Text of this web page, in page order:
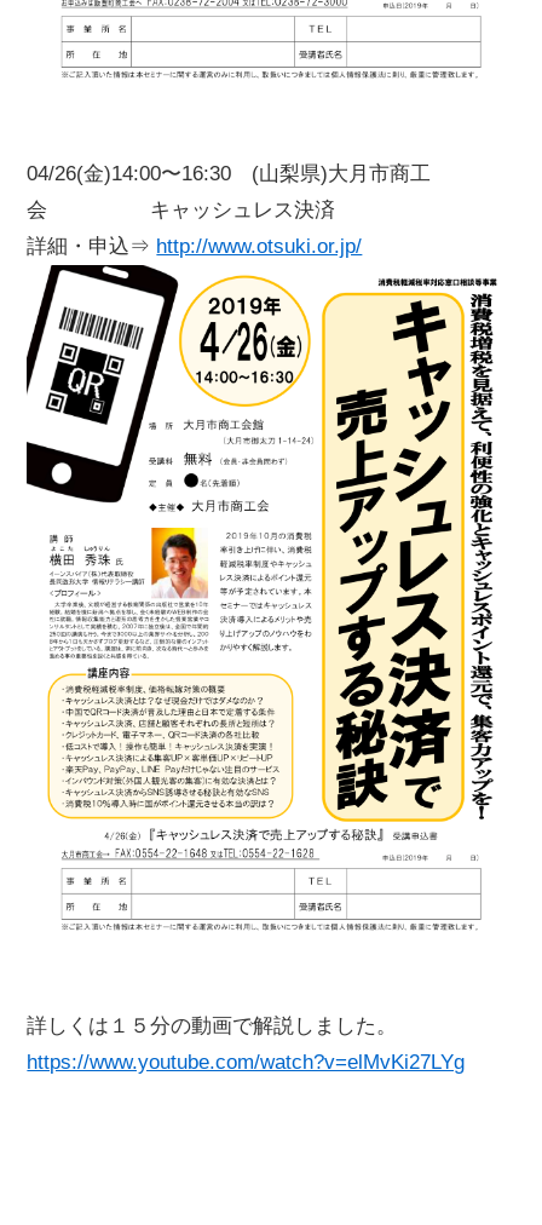
04/26(金)14:00〜16:30 (山梨県)大月市商工
会 キャッシュレス決済
詳細・申込⇒ http://www.otsuki.or.jp/
詳しくは１５分の動画で解説しました。
https://www.youtube.com/watch?v=elMvKi27LYg